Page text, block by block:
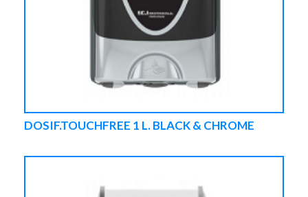
DOSIF.TOUCHFREE 1 L. BLACK & CHROME